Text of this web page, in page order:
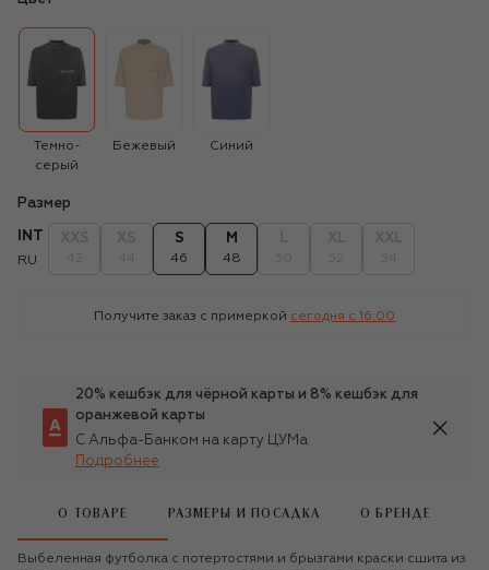
Темно-
серый
Бежевый Синий
Размер
INT
RU
S
46
M
48
Получите заказ с примеркой сегодня c 16:00
20% кешбэк для чёрной карты и 8% кешбэк для
оранжевой карты
С Альфа-Банком на карту ЦУМа
Подробнее
О ТОВАРЕ РАЗМЕРЫ И ПОСАДКА О БРЕНДЕ
Выбеленная футболка с потертостями и брызгами краски сшита из